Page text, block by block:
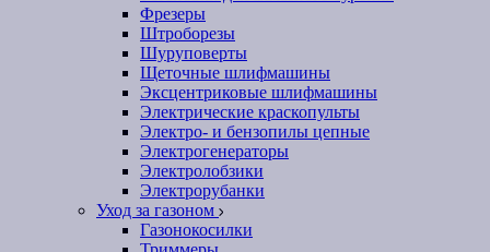
Фрезеры
Штроборезы
Шуруповерты
Щеточные шлифмашины
Эксцентриковые шлифмашины
Электрические краскопульты
Электро- и бензопилы цепные
Электрогенераторы
Электролобзики
Электрорубанки
Уход за газоном
Газонокосилки